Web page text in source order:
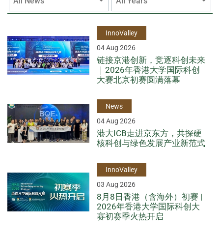
InnoValley
04 Aug 2026
链接京港创新，竞逐科创未来
｜2026年香港大学国际科创
大赛北京初赛圆满落幕
News
04 Aug 2026
港大ICB走进京东方，共探硬
核科创与绿色发展产业新范式
InnoValley
03 Aug 2026
8月8日香港（含海外）初赛 |
2026年香港大学国际科创大
赛初赛季火热开启